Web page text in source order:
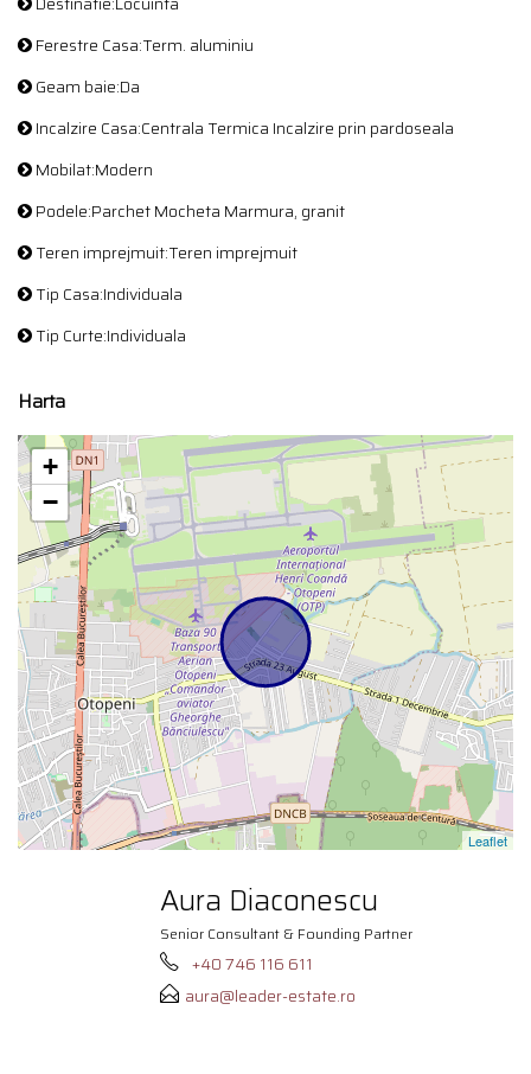
Ferestre Casa:Term. aluminiu
Geam baie:Da
Incalzire Casa:Centrala Termica Incalzire prin pardoseala
Mobilat:Modern
Podele:Parchet Mocheta Marmura, granit
Teren imprejmuit:Teren imprejmuit
Tip Casa:Individuala
Tip Curte:Individuala
Harta
+
−
Leaflet
Aura Diaconescu
Senior Consultant & Founding Partner
+40 746 116 611
aura@leader-estate.ro